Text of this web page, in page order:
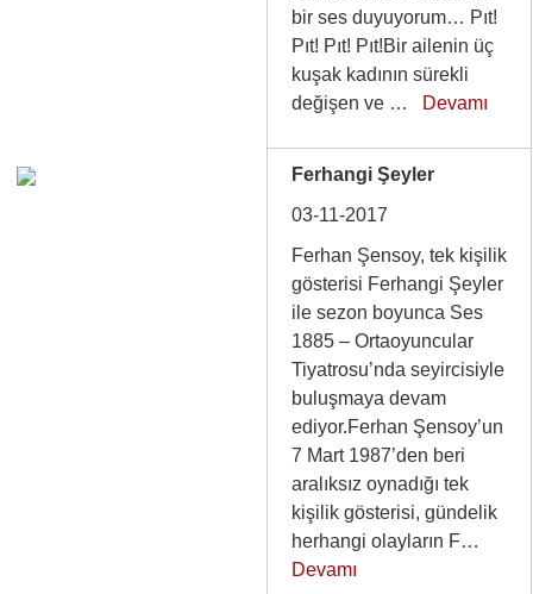
bir ses duyuyorum… Pıt!
Pıt! Pıt! Pıt!Bir ailenin üç
kuşak kadının sürekli
değişen ve … Devamı
Ferhangi Şeyler
03-11-2017
Ferhan Şensoy, tek kişilik
gösterisi Ferhangi Şeyler
ile sezon boyunca Ses
1885 – Ortaoyuncular
Tiyatrosu’nda seyircisiyle
buluşmaya devam
ediyor.Ferhan Şensoy’un
7 Mart 1987’den beri
aralıksız oynadığı tek
kişilik gösterisi, gündelik
herhangi olayların F…
Devamı